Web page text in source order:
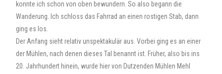
konnte ich schon von oben bewundern. So also begann die
Wanderung. Ich schloss das Fahrrad an einen rostigen Stab, dann
ging es los.
Der Anfang sieht relativ unspektakulär aus. Vorbei ging es an einer
der Mühlen, nach denen dieses Tal benannt ist. Früher, also bis ins
20. Jahrhundert hinein, wurde hier von Dutzenden Mühlen Mehl